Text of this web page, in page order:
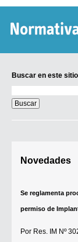
Buscar en este
en
este
sitio:
Novedades
Se reglamenta
permiso de
Por Res. IM Nº